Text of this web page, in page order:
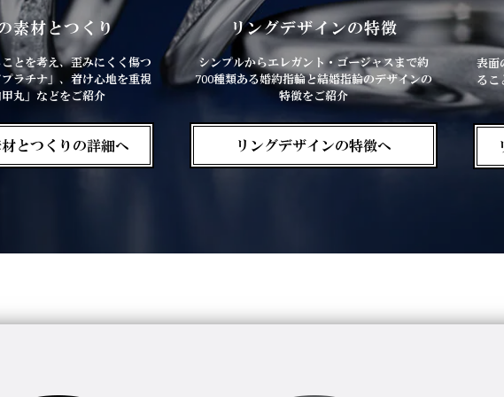
素材とつくり
とを考え、歪みにくく傷つ
ラチナ」、着け心地を重視
丸」などをご紹介
とつくりの詳細へ
リングデザインの特徴
シンプルからエレガント・ゴージャスまで約
700種類ある婚約指輪と結婚指輪のデザインの
特徴をご紹介
リングデザインの特徴へ
表面
るこ